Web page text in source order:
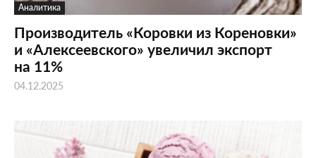
Аналитика
Производитель «Коровки из Кореновки»
и «Алексеевского» увеличил экспорт
на 11%
04.12.2025